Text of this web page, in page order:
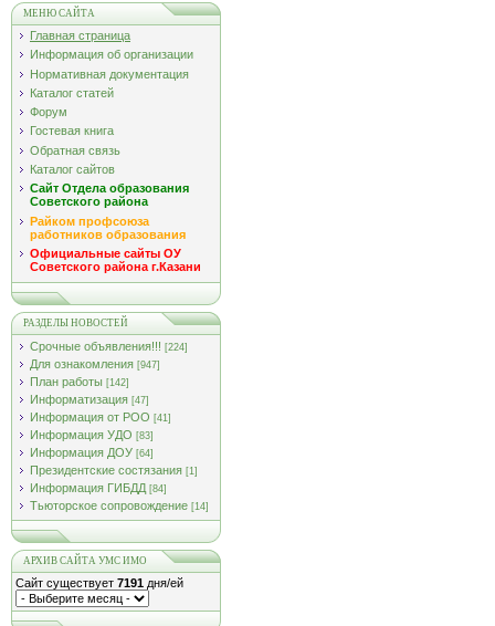
МЕНЮ САЙТА
Главная страница
Информация об организации
Нормативная документация
Каталог статей
Форум
Гостевая книга
Обратная связь
Каталог сайтов
Сайт Отдела образования
Советского района
Райком профсоюза
работников образования
Официальные сайты ОУ
Советского района г.Казани
РАЗДЕЛЫ НОВОСТЕЙ
Срочные объявления!!! [224]
Для ознакомления [947]
План работы [142]
Информатизация [47]
Информация от РОО [41]
Информация УДО [83]
Информация ДОУ [64]
Президентские состязания [1]
Информация ГИБДД [84]
Тьюторское сопровождение [14]
АРХИВ САЙТА УМС ИМО
Сайт существует 7191 дня/ей